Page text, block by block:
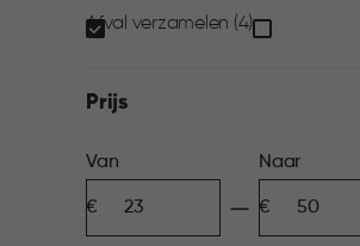
Categorie
filter
Afval verzamelen (4)
Prijs
Prijs
filter
Van
Naar